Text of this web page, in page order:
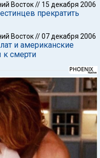
Восток// 15 декабря 2006
прекратить
Восток//07 декабря 2006
и американские
к смерти